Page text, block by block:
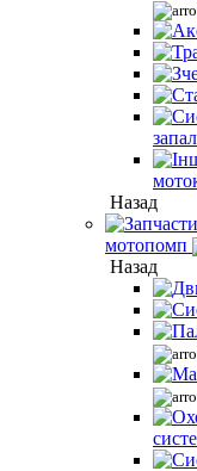
Назад
мотопомп
Назад